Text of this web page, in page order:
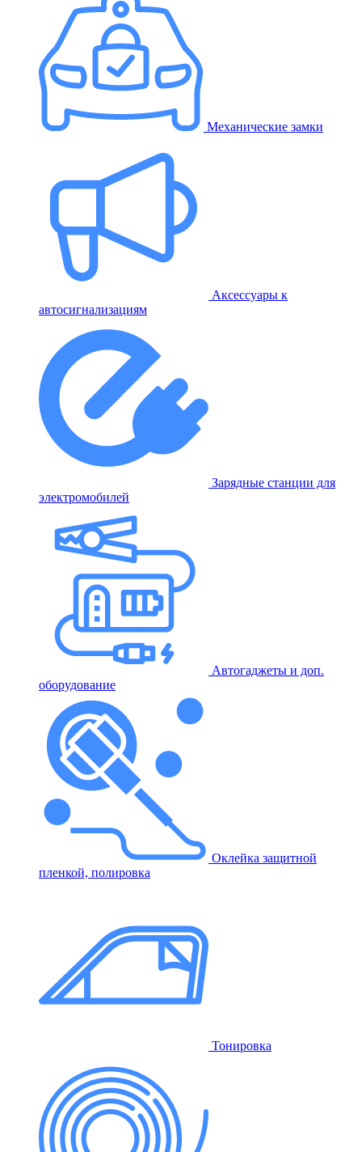
Механические замки
Аксессуары к
автосигнализациям
Зарядные станции для
электромобилей
Автогаджеты и доп.
оборудование
Оклейка защитной
пленкой, полировка
Тонировка